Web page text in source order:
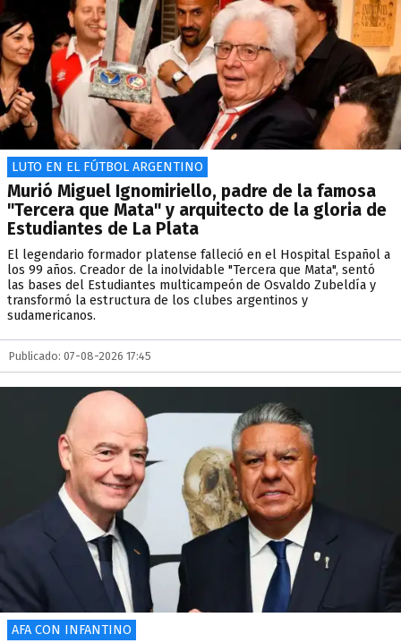
LUTO EN EL FÚTBOL ARGENTINO
Murió Miguel Ignomiriello, padre de la famosa
"Tercera que Mata" y arquitecto de la gloria de
Estudiantes de La Plata
El legendario formador platense falleció en el Hospital Español a
los 99 años. Creador de la inolvidable "Tercera que Mata", sentó
las bases del Estudiantes multicampeón de Osvaldo Zubeldía y
transformó la estructura de los clubes argentinos y
sudamericanos.
Publicado: 07-08-2026 17:45
AFA CON INFANTINO